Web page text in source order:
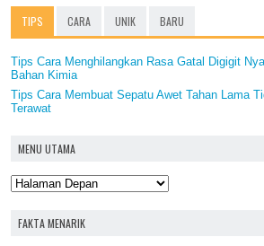
TIPS CARA UNIK BARU
Tips Cara Menghilangkan Rasa Gatal Digigit
Bahan Kimia
Tips Cara Membuat Sepatu Awet Tahan Lama
Terawat
MENU UTAMA
FAKTA MENARIK